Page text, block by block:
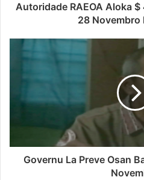
Autoridade RAEOA Aloka
28 Novembro
Governu La Preve Osan